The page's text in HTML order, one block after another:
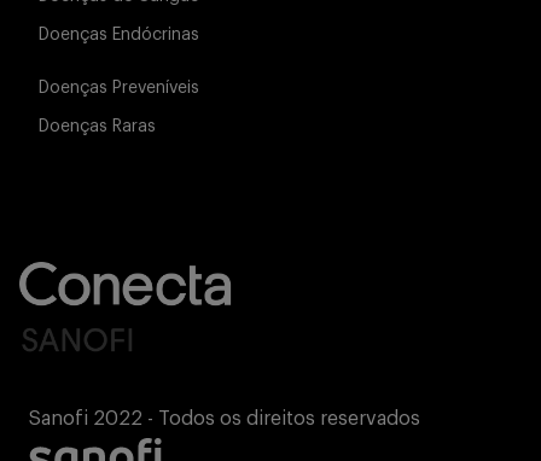
Doenças Endócrinas
Doenças Preveníveis
Doenças Raras
Sanofi 2022 - Todos os direitos reservados